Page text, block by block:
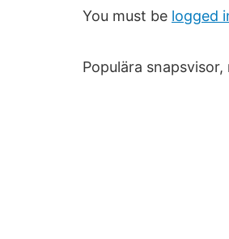
You must be logged
Populära